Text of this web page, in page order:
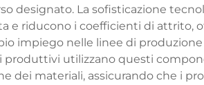
La sofisticazione
e riducono i coefficienti di attrito,
impiego nelle linee di produzione
utilizzano questi
dei materiali, assicurando che i